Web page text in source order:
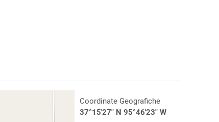
Coordinate Geografiche
37°15'27" N 95°46'23" W